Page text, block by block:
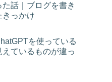
た話｜ブログを書き
きっかけ
を使っている
えているものが違っ